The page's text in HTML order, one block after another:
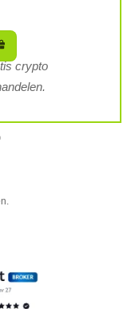
crypto